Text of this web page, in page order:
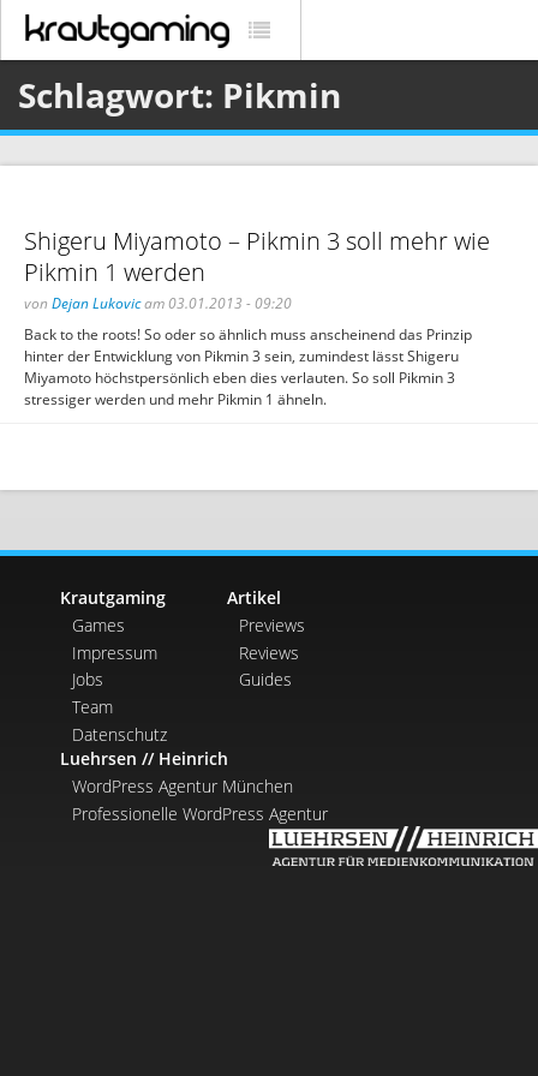
Schlagwort: Pikmin
Shigeru Miyamoto – Pikmin 3 soll mehr wie
Pikmin 1 werden
von Dejan Lukovicam 03.01.2013 - 09:20
Back to the roots! So oder so ähnlich muss anscheinend das Prinzip
hinter der Entwicklung von Pikmin 3 sein, zumindest lässt Shigeru
Miyamoto höchstpersönlich eben dies verlauten. So soll Pikmin 3
stressiger werden und mehr Pikmin 1 ähneln.
Krautgaming
Games
Impressum
Jobs
Team
Datenschutz
Artikel
Previews
Reviews
Guides
Luehrsen // Heinrich
WordPress Agentur München
Professionelle WordPress Agentur